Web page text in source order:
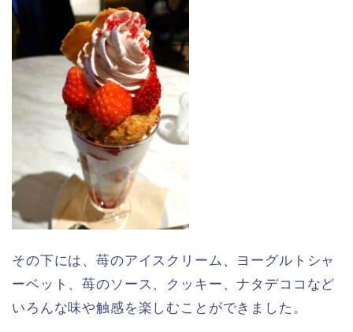
その下には、苺のアイスクリーム、ヨーグルトシャ
ーベット、苺のソース、クッキー、ナタデココなど
いろんな味や触感を楽しむことができました。